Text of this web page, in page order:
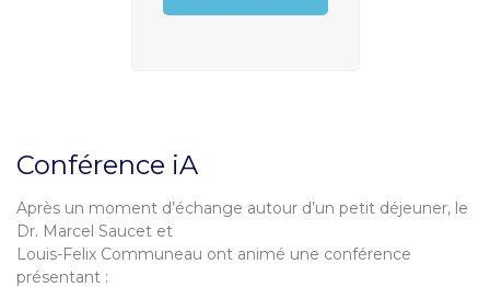
Conférence iA
Après un moment d’échange autour d’un petit déjeuner, le
Dr. Marcel Saucet et
Louis-Felix Communeau ont animé une conférence
présentant :